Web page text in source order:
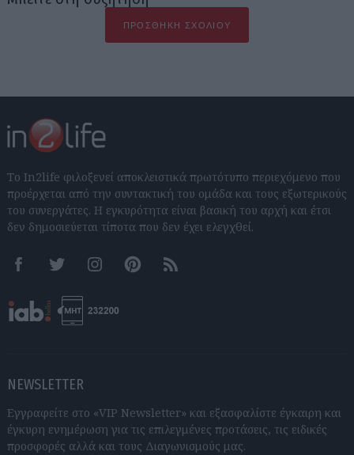
ΠΡΟΣΘΉΚΗ ΣΧΟΛΊΟΥ
Το In2life φιλοξενεί αποκλειστικά πρωτότυπο περιεχόμενο που
προέρχεται από την συντακτική του ομάδα και τους εξωτερικούς
του συνεργάτες. Η εγκυρότητα είναι βασική του αρχή και έτσι
δεν δημοσιεύεται τίποτα που δεν έχει ελεγχθεί.
FacebookTwitter InstagramPinterestRSS feeds
NEWSLETTER
Εγγραφείτε στο «VIP Newsletter» και εξασφαλίστε έγκαιρη και
έγκυρη ενημέρωση για τις επιλεγμένες προτάσεις, τις ειδικές
προσφορές αλλά και τους Διαγωνισμούς μας.